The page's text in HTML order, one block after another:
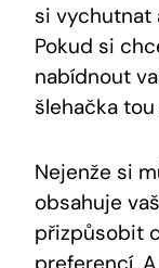
si vychutnat
Pokud si
nabídnout
šlehačka
Nejenže si
obsahuje
přizpůsobit